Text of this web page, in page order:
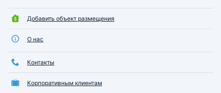
Добавить объект размещения
О нас
Контакты
Корпоративным клиентам